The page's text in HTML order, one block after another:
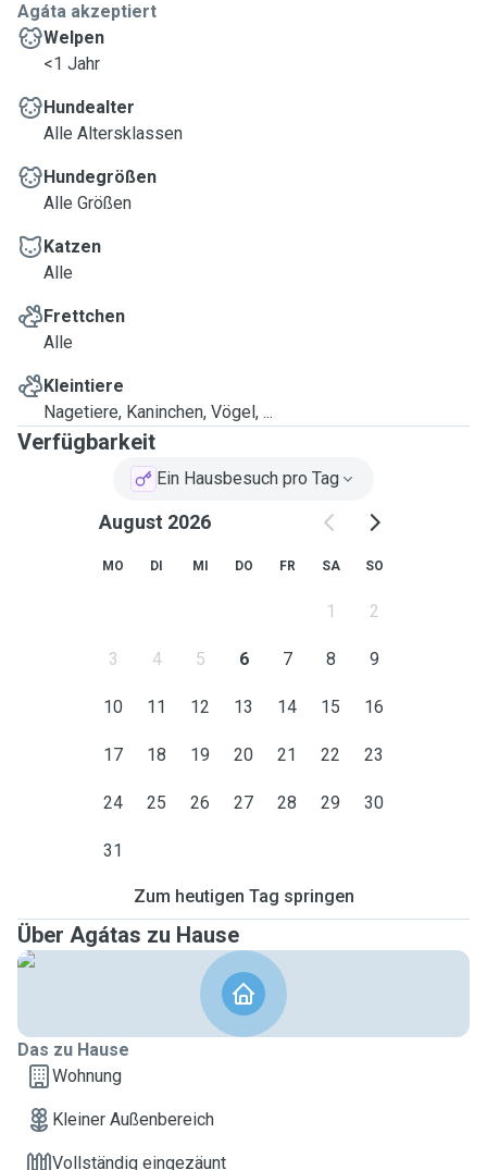
Agáta akzeptiert
Welpen
<1 Jahr
Hundealter
Alle Altersklassen
Hundegrößen
Alle Größen
Katzen
Alle
Frettchen
Alle
Kleintiere
Nagetiere, Kaninchen, Vögel, ...
Verfügbarkeit
Ein Hausbesuch pro Tag
August 2026
MO DI MI DO FR SA SO
1 2
3 4 5 6 7 8 9
10 11 12 13 14 15 16
17 18 19 20 21 22 23
24 25 26 27 28 29 30
31
Zum heutigen Tag springen
Über Agátas zu Hause
Das zu Hause
Wohnung
Kleiner Außenbereich
Vollständig eingezäunt